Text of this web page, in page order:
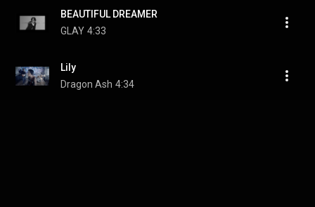
BEAUTIFUL DREAMER
GLAY 4:33
Lily
Dragon Ash 4:34